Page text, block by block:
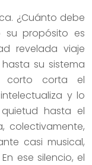
¿Cuánto debe
su propósito es
revelada viaje
su sistema
corto corta el
y lo
hasta el
colectivamente,
casi musical,
ese silencio, el